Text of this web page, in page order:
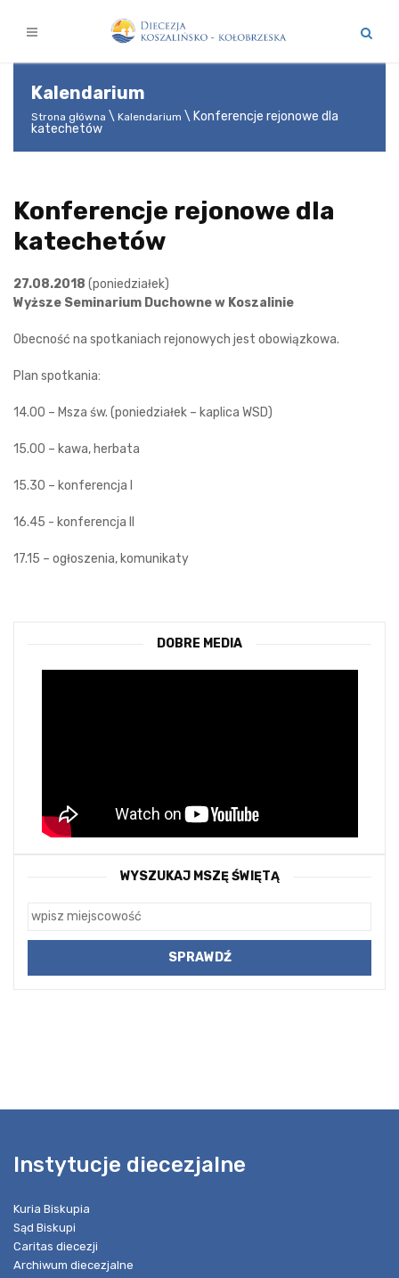
Kalendarium
Strona główna Kalendarium
Konferencje rejonowe dla
katechetów
Konferencje rejonowe dla
katechetów
27.08.2018 (poniedziałek)
Wyższe Seminarium Duchowne w Koszalinie
Obecność na spotkaniach rejonowych jest obowiązkowa.
Plan spotkania:
14.00 – Msza św. (poniedziałek – kaplica WSD)
15.00 – kawa, herbata
15.30 – konferencja I
16.45 - konferencja II
17.15 – ogłoszenia, komunikaty
DOBRE MEDIA
WYSZUKAJ MSZĘ ŚWIĘTĄ
Instytucje diecezjalne
Kuria Biskupia
Sąd Biskupi
Caritas diecezji
Archiwum diecezjalne